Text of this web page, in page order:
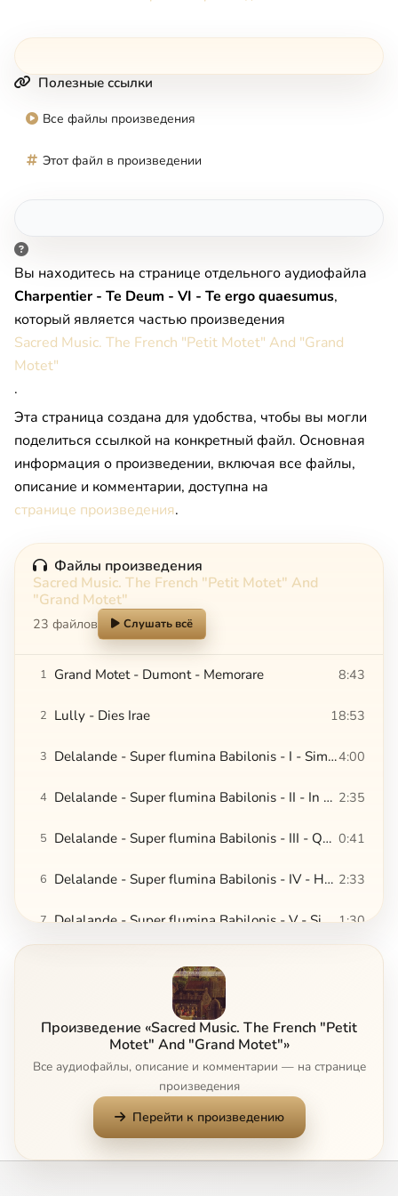
Полезные ссылки
Все файлы произведения
Этот файл в произведении
Вы находитесь на странице отдельного аудиофайла
Charpentier - Te Deum - VI - Te ergo quaesumus,
который является частью произведения
Sacred Music. The French "Petit Motet" And "Grand
Motet"
.
Эта страница создана для удобства, чтобы вы могли
поделиться ссылкой на конкретный файл. Основная
информация о произведении, включая все файлы,
описание и комментарии, доступна на
странице произведения.
Файлы произведения
Sacred Music. The French "Petit Motet" And
"Grand Motet"
23 файлов Слушать всё
1 Grand Motet - Dumont - Memorare 8:43
2 Lully - Dies Irae 18:53
3 Delalande - Super flumina Babilonis - I - Simphonie - Super flumina4:00
4 Delalande - Super flumina Babilonis - II - In Salicibus 2:35
5 Delalande - Super flumina Babilonis - III - Quia illic interrogaverunt nos 0:41
6 Delalande - Super flumina Babilonis - IV - Hymnum cantate nobis 2:33
7 Delalande - Super flumina Babilonis - V - Si oblitus fuero tui 1:30
Charpentier - Te Deum - I - Prelude
13 Charpentier - Te Deum - II - Te Deum laudamus1:05
Произведение «Sacred Music. The French "Petit
Motet" And "Grand Motet"»
Все аудиофайлы, описание и комментарии — на странице
произведения
Перейти к произведению